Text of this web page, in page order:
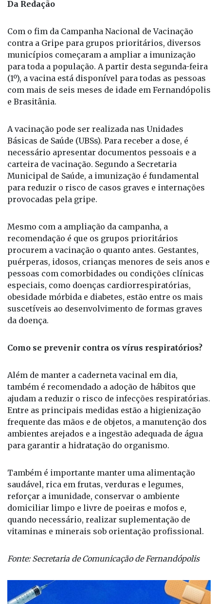
Da Redação
Com o fim da Campanha Nacional de Vacinação
contra a Gripe para grupos prioritários, diversos
municípios começaram a ampliar a imunização
(1º), a vacina está disponível para todas as pessoas
com mais de seis meses de idade em Fernandópolis
e Brasitânia.
A vacinação pode ser realizada nas Unidades
Básicas de Saúde (UBSs). Para receber a dose, é
necessário apresentar documentos pessoais e a
Municipal de Saúde, a imunização é fundamental
para reduzir o risco de casos graves e internações
provocadas pela gripe.
Mesmo com a ampliação da campanha, a
recomendação é que os grupos prioritários
procurem a vacinação o quanto antes. Gestantes,
puérperas, idosos, crianças menores de seis anos e
pessoas com comorbidades ou condições clínicas
obesidade mórbida e diabetes, estão entre os mais
suscetíveis ao desenvolvimento de formas graves
Como se prevenir contra os vírus respiratórios?
Além de manter a caderneta vacinal em dia,
também é recomendado a adoção de hábitos que
ajudam a reduzir o risco de infecções respiratórias.
frequente das mãos e de objetos, a manutenção dos
ambientes arejados e a ingestão adequada de água
para garantir a hidratação do organismo.
Também é importante manter uma alimentação
saudável, rica em frutas, verduras e legumes,
domiciliar limpo e livre de poeiras e mofos e,
quando necessário, realizar suplementação de
vitaminas e minerais sob orientação profissional.